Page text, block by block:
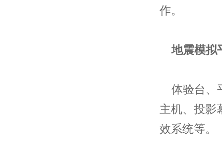
作。
地震模拟
体验台、
主机、投影
效系统等。